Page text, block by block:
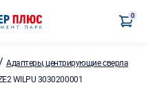
0
Адаптеры, центрирующие сверла
WILPU 3030200001